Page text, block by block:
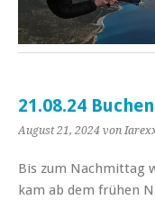
21.08.24
August 21, 2024 von
Bis zum Nachmittag
kam ab dem frühen